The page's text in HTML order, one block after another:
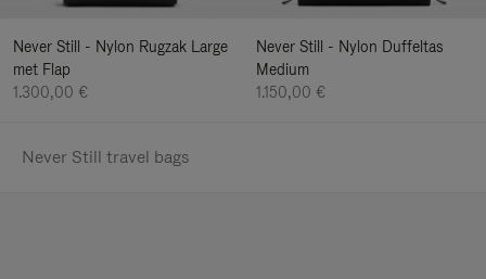
Never Still - Nylon Rugzak Large
met Flap
1.300,00 €
Never Still - Nylon Duffeltas
Medium
1.150,00 €
Never Still travel bags